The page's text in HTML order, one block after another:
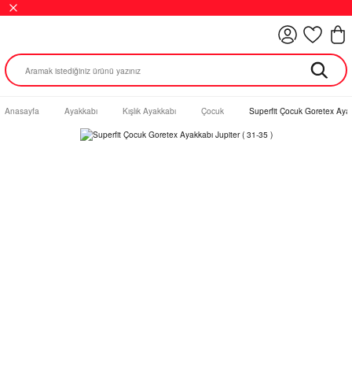
Anasayfa Ayakkabı Kışlık Ayakkabı Çocuk Superfit Çocuk Goretex